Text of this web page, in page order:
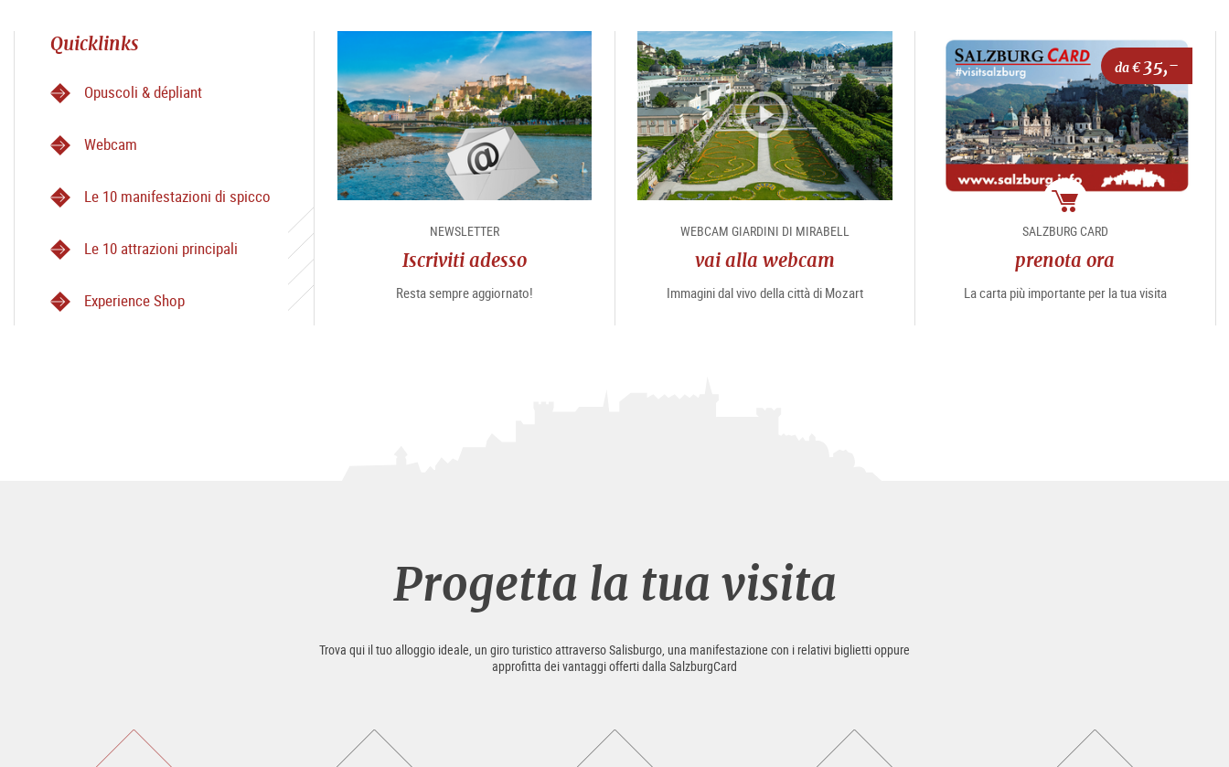
Quicklinks
Opuscoli & dépliant
Webcam
Le 10 manifestazioni di spicco
Le 10 attrazioni principali
Experience Shop
NEWSLETTER
Iscriviti adesso
Resta sempre aggiornato!
WEBCAM GIARDINI DI MIRABELL
vai alla webcam
Immagini dal vivo della città di Mozart
da €35,-
Pacchetto
SALZBURG CARD
prenota ora
La carta più importante per la tua visita
Progetta la tua visita
Trova qui il tuo alloggio ideale, un giro turistico attraverso Salisburgo, una manifestazione con i relativi biglietti oppure
approfitta dei vantaggi offerti dalla SalzburgCard